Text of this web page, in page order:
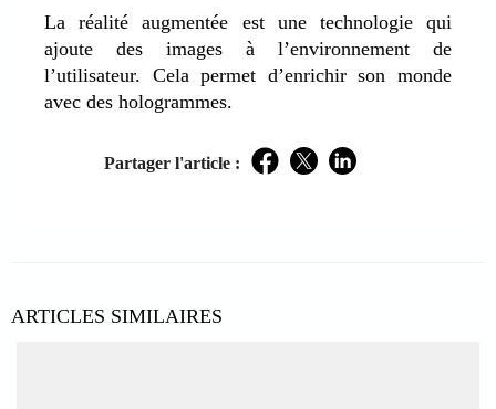
La réalité augmentée est une technologie qui
ajoute des images à l’environnement de
l’utilisateur. Cela permet d’enrichir son monde
avec des hologrammes.
Partager l'article : Facebook
TwitterLinkedIn
ARTICLES SIMILAIRES